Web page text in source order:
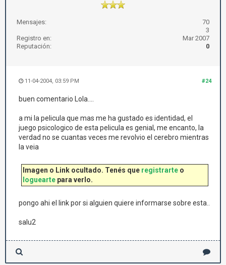
Mensajes:
70
3
Registro en:
Mar 2007
Reputación:
0
#24
11-04-2004, 03:59 PM
buen comentario Lola....
a mi la pelicula que mas me ha gustado es identidad, el
juego psicologico de esta pelicula es genial, me encanto, la
verdad no se cuantas veces me revolvio el cerebro mientras
la veia
Imagen o Link ocultado. Tenés que registrarte o
loguearte para verlo.
pongo ahi el link por si alguien quiere informarse sobre esta..
salu2